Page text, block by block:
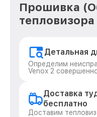
Прошивка
Детальная
Определим
Venox 2
Доставка
бесплатно
Доставим